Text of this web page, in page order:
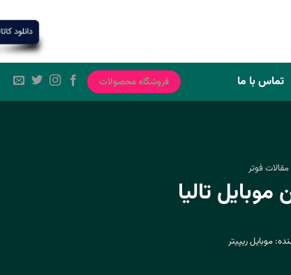
تماس با ما فروشگاه محصولات
مقالات فوتر
تالیا
موبایل ریپیتر